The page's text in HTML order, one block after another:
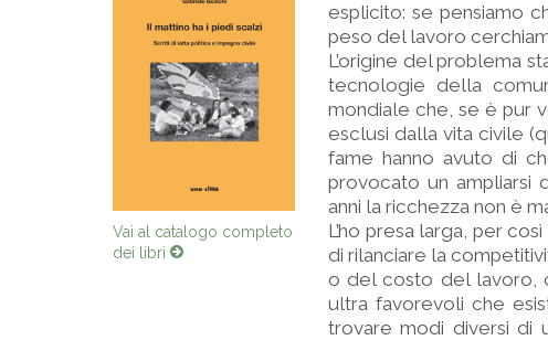
Vai al catalogo completo
dei libri
esplicito: se pensiamo
peso del lavoro
L’origine del problema
tecnologie della
mondiale che, se è pur
esclusi dalla vita civile
fame hanno avuto di
provocato un ampliarsi
anni la ricchezza non è
L’ho presa larga, per
di rilanciare la
o del costo del lavoro,
ultra favorevoli che
trovare modi diversi di